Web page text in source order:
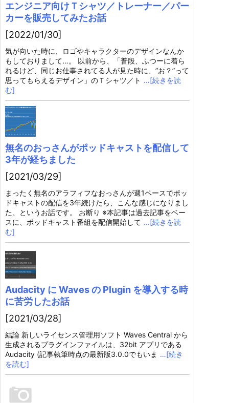
エンジニア向けＴシャツ／トレーナー／パー
カーを販売してみたお話
[2022/01/30]
気が向いた時に、ロゴやキャラクターのデザインなんか
もしておりまして…。 以前から、「普段、ふつーに着ら
れるけど、同じお仕事されてる人が見た時に、”お？”って
思ってもらえるデザイン」のＴシャツ／ト …[続きを読
む]
無名のおっさんがポッドキャストを配信して
3年が経ちました
[2021/03/29]
まったく無名のアラフィフなおっさんが週1ペースでポッ
ドキャストの配信を3年続けたら、こんな感じになりまし
た、というお話です。 お断り ※本記事は過去記事をベー
スに、ポッドキャスト番組を配信開始して …[続きを読
む]
Audacity に Waves の Plugin を導入する時
に苦労したお話
[2021/03/28]
結論 新しいライセンス管理用ソフト Waves Central から
生成されるプラグインファイルは、32bit アプリである
Audacity (記事執筆時点の最新版3.0.0でもいま …[続き
を読む]